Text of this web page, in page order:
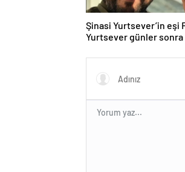
Şinasi Yurtsever’in eşi
Yurtsever günler sonra